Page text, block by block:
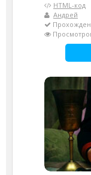
HTML-код
Андрей